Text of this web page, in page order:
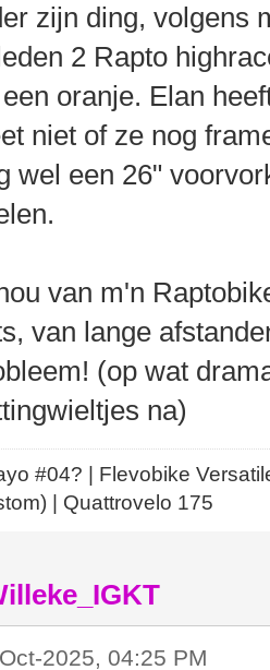
zijn ding, volgens
2 Rapto
oranje. Elan
niet of ze nog
wel een 26"
van m'n
van lange
(op wat
na)
#04? | Flevobike
| Quattrovelo 175
2025, 04:25 PM